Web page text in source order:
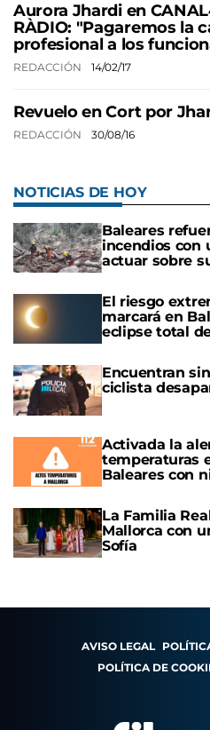
Aurora Jhardi en
RÀDIO: "Pagaremos la
profesional a los
REDACCIÓN 14/02/17
Revuelo en Cort por
REDACCIÓN 30/08/16
NOTICIAS DE HOY
Baleares
incendios con
actuar sobre
El riesgo
marcará en
eclipse total
Encuentran
ciclista
Activada la
temperaturas
Baleares con
La Familia
Mallorca con
Sofía
AVISO LEGAL
POLÍTICA DE